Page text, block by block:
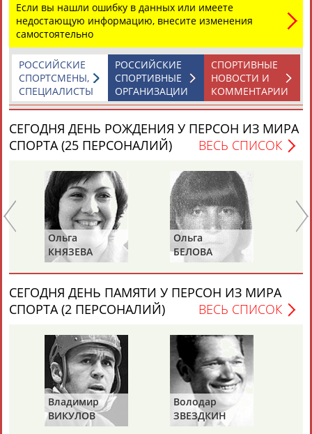
Разработка и поддержка ООО НАИТ «Стадион»
Если вы нашли ошибку в данных или имеете
недостающую информацию, внесите изменения
самостоятельно
СПОРТИВНЫЕ
НОВОСТИ И
КОММЕНТАРИИ
РОССИЙСКИЕ
СПОРТИВНЫЕ
ОРГАНИЗАЦИИ
РОССИЙСКИЕ
СПОРТСМЕНЫ,
СПЕЦИАЛИСТЫ
СЕГОДНЯ ДЕНЬ РОЖДЕНИЯ У ПЕРСОН ИЗ МИРА
СПОРТА (25 ПЕРСОНАЛИЙ)
ВЕСЬ СПИСОК
Ольга
КНЯЗЕВА
Ольга
БЕЛОВА
СЕГОДНЯ ДЕНЬ ПАМЯТИ У ПЕРСОН ИЗ МИРА
СПОРТА (2 ПЕРСОНАЛИЙ)
ВЕСЬ СПИСОК
Владимир
ВИКУЛОВ
Володар
ЗВЕЗДКИН